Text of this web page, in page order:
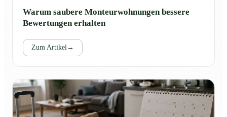
Warum saubere Monteurwohnungen bessere
Bewertungen erhalten
Zum Artikel→